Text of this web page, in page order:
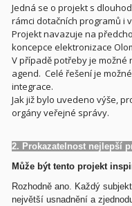
Jedná se o projekt s
rámci dotačních programů i
Projekt navazuje na
koncepce elektronizace
V případě potřeby je
agend. Celé řešení je
integrace.
Jak již bylo uvedeno výše,
orgány veřejné správy.
2. Prokazatelnost nejlepší
Může být tento projekt
Rozhodně ano. Každý
největší usnadnění a